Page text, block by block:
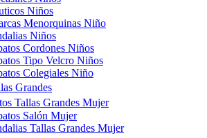
Niños
Menorquinas Niño
Niños
Cordones Niños
Tipo Velcro Niños
Colegiales Niño
Grandes
Tallas Grandes Mujer
Salón Mujer
Tallas Grandes Mujer